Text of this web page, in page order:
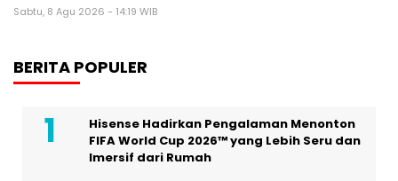
Sabtu, 8 Agu 2026 - 14:19 WIB
BERITA POPULER
Hisense Hadirkan Pengalaman Menonton
FIFA World Cup 2026™ yang Lebih Seru dan
Imersif dari Rumah